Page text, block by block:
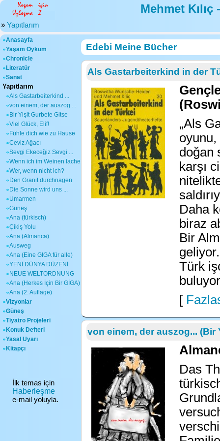
Mehmet
» Yapıtlarım
Anasayfa
Yaşam Öyküm
Chronicle
Literatür
Sanat
Yapıtlarım
Als Gastarbeiterkind ...
von einem, der auszog ...
Bir Yişit Gurbete Gitse
Viel Glück, Elif!
Fühle dich wie zu Hause
Ceviz Ağacı
Sevgi Ekeceğiz Sevgi ...
Wenn ich im Weinen lache
Wer, wenn nicht ich?
Den Granit durchnagen
Die Sonne wird uns ...
Umarmen
Güneş
Ana (türkisch)
Çikiş Yolu
Ana (Almanca)
Ausweg
Ana (Eine GIGA für alle)
YENİ DÜNYA DÜZENİ
NEUE WELTORDNUNG
Ana (Herkes İçin Bir GİGA)
Ana (2. Auflage)
Vizyonlar
Güneş
Tiyatro Projeleri
Konuk Defteri
Yasal Uyarı
Kitapçı
İlk temas için
Haberleşme
e-mail yoluyla.
Edebi Meine Bücher
Als Gastarbeiterkind in der
„Als
oyunu,
doğan
karşı
Daha
biraz
Bir
Türk
[
von einem, der auszog... (Bir
Das